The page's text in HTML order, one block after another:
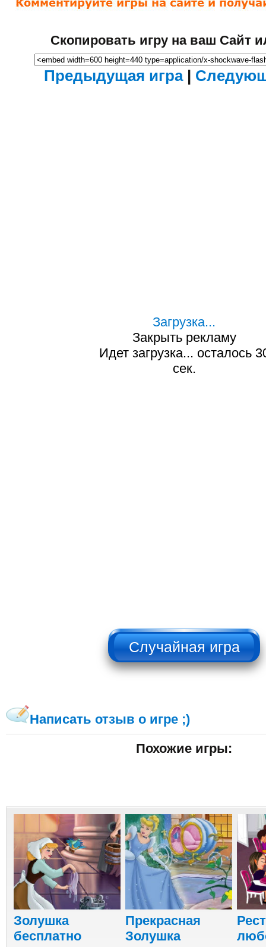
Загрузка...
Закрыть рекламу
Идет загрузка... осталось
сек.
Скопировать игру на ваш Сайт
Предыдущая игра|
НЕ НАЖИМАТЬ!!!
Написать отзыв о игре ;)
Похожие игры:
Золушка
бесплатно
Прекрасная
Золушка